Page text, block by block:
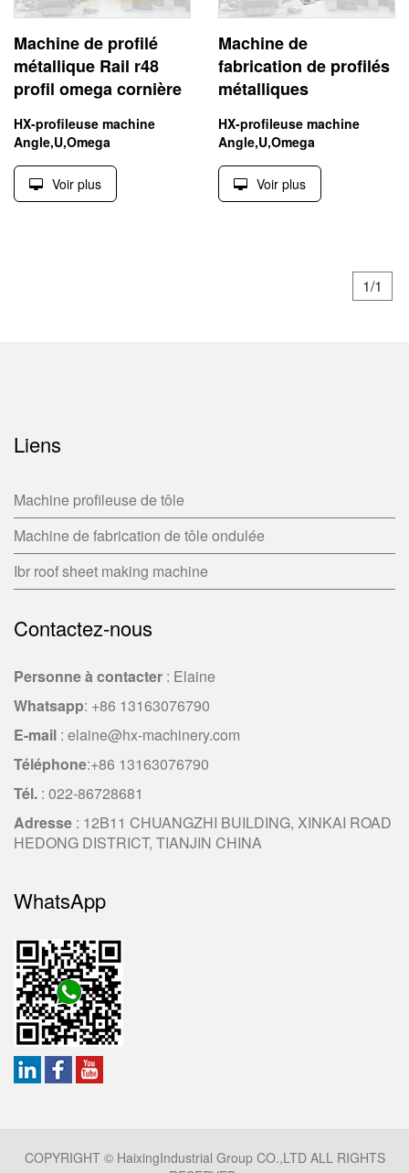
Machine de profilé
métallique Rail r48
profil omega cornière
HX-profileuse machine
Angle,U,Omega
Voir plus
Machine de
fabrication de profilés
métalliques
HX-profileuse machine
Angle,U,Omega
Voir plus
1/1
Liens
Machine profileuse de tôle
Machine de fabrication de tôle ondulée
Ibr roof sheet making machine
Contactez-nous
Personne à contacter : Elaine
Whatsapp: +86 13163076790
E-mail : elaine@hx-machinery.com
Téléphone:+86 13163076790
Tél. : 022-86728681
Adresse : 12B11 CHUANGZHI BUILDING, XINKAI ROAD
HEDONG DISTRICT, TIANJIN CHINA
WhatsApp
COPYRIGHT © HaixingIndustrial Group CO.,LTD ALL RIGHTS